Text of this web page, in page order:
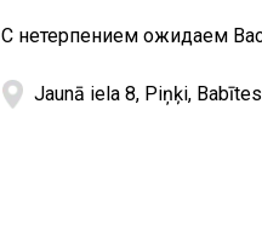
С нетерпением ожидаем
Jaunā iela 8, Piņķi,